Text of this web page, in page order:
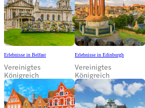
Erlebnisse in Belfast
Vereinigtes
Königreich
Erlebnisse in Edinburgh
Vereinigtes
Königreich